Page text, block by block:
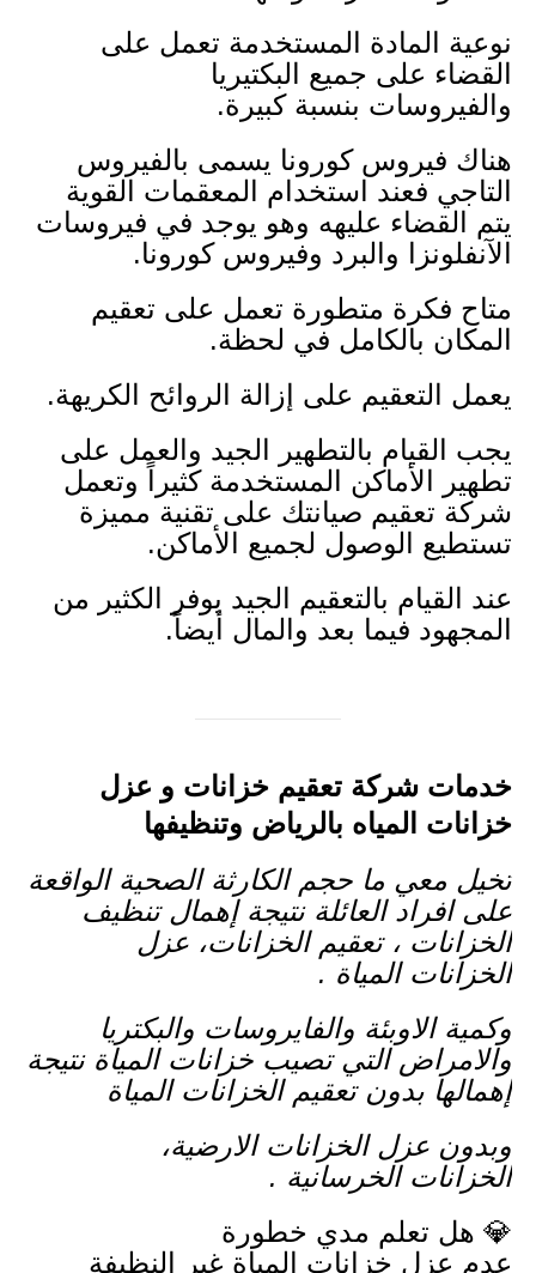
نوعية المادة المستخدمة تعمل على
القضاء على جميع البكتيريا
والفيروسات بنسبة كبيرة.
هناك فيروس كورونا يسمى بالفيروس
التاجي فعند استخدام المعقمات القوية
يتم القضاء عليهه وهو يوجد في فيروسات
الآنفلونزا والبرد وفيروس كورونا.
متاح فكرة متطورة تعمل على تعقيم
المكان بالكامل في لحظة.
يعمل التعقيم على إزالة الروائح الكريهة.
يجب القيام بالتطهير الجيد والعمل على
تطهير الأماكن المستخدمة كثيراً وتعمل
شركة تعقيم صيانتك على تقنية مميزة
تستطيع الوصول لجميع الأماكن.
عند القيام بالتعقيم الجيد يوفر الكثير من
المجهود فيما بعد والمال أيضاً.
خدمات شركة تعقيم خزانات و عزل
خزانات المياه بالرياض وتنظيفها
تخيل معي ما حجم الكارثة الصحية الواقعة
على افراد العائلة نتيجة إهمال تنظيف
الخزانات ، تعقيم الخزانات، عزل
الخزانات المياة .
وكمية الاوبئة والفايروسات والبكتريا
والامراض التي تصيب خزانات المياة نتيجة
إهمالها بدون تعقيم الخزانات المياة
وبدون عزل الخزانات الارضية،
الخزانات الخرسانية .
💎 هل تعلم مدي خطورة
عدم عزل خزانات المياة غير النظيفة